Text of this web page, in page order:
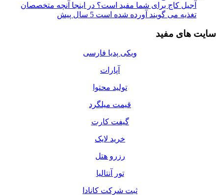
آجیل کاج برای شما مفید است؟ در اینجا آنچه متخصصان
تغذیه می گویند آورده شده است 5 سال پیش
سایت های مفید
ویکی پدیا فارسی
آپارات
تولید محتوا
قیمت میلگرد
گیفت کارت
خرید لایک
رزرو هتل
تور آنتالیا
ثبت شرکت کانادا